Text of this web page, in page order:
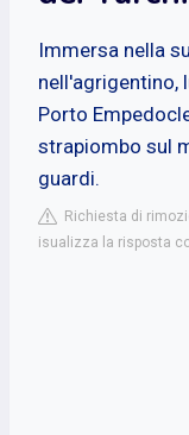
Immersa nella
nell'agrigentino,
Porto
strapiombo sul
guardi.
Richiesta di
isualizza la risposta